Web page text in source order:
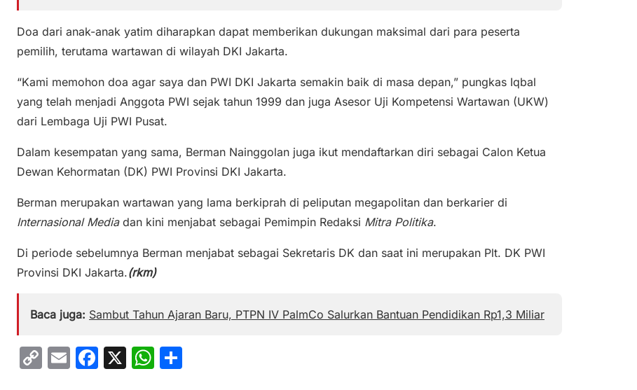
Doa dari anak-anak yatim diharapkan dapat memberikan dukungan maksimal dari para peserta
pemilih, terutama wartawan di wilayah DKI Jakarta.
“Kami memohon doa agar saya dan PWI DKI Jakarta semakin baik di masa depan,” pungkas Iqbal
yang telah menjadi Anggota PWI sejak tahun 1999 dan juga Asesor Uji Kompetensi Wartawan (UKW)
dari Lembaga Uji PWI Pusat.
Dalam kesempatan yang sama, Berman Nainggolan juga ikut mendaftarkan diri sebagai Calon Ketua
Dewan Kehormatan (DK) PWI Provinsi DKI Jakarta.
Berman merupakan wartawan yang lama berkiprah di peliputan megapolitan dan berkarier di
Internasional Mediadan kini menjabat sebagai Pemimpin Redaksi Mitra Politika.
Di periode sebelumnya Berman menjabat sebagai Sekretaris DK dan saat ini merupakan Plt. DK PWI
Provinsi DKI Jakarta.(rkm)
Baca juga: Sambut Tahun Ajaran Baru, PTPN IV PalmCo Salurkan Bantuan Pendidikan Rp1,3 Miliar
C
E
F
X
W